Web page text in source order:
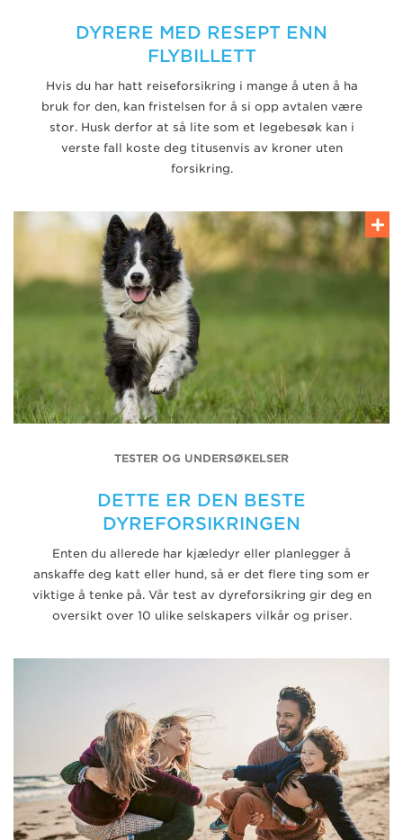
DYRERE MED RESEPT ENN
FLYBILLETT
Hvis du har hatt reiseforsikring i mange å uten å ha
bruk for den, kan fristelsen for å si opp avtalen være
stor. Husk derfor at så lite som et legebesøk kan i
verste fall koste deg titusenvis av kroner uten
forsikring.
TESTER OG UNDERSØKELSER
DETTE ER DEN BESTE
DYREFORSIKRINGEN
Enten du allerede har kjæledyr eller planlegger å
anskaffe deg katt eller hund, så er det flere ting som er
viktige å tenke på. Vår test av dyreforsikring gir deg en
oversikt over 10 ulike selskapers vilkår og priser.